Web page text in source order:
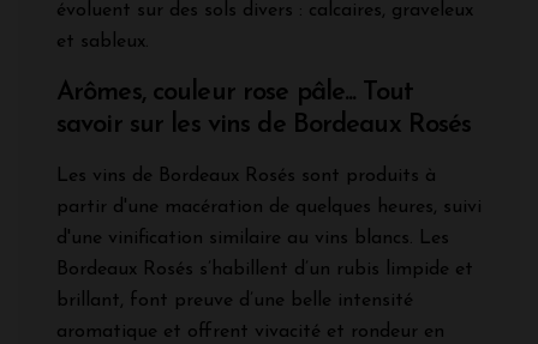
évoluent sur des sols divers : calcaires, graveleux
et sableux.
Arômes, couleur rose pâle... Tout
savoir sur les vins de Bordeaux Rosés
Les vins de Bordeaux Rosés sont produits à
partir d'une macération de quelques heures, suivi
d'une vinification similaire au vins blancs. Les
Bordeaux Rosés s’habillent d’un rubis limpide et
brillant, font preuve d’une belle intensité
aromatique et offrent vivacité et rondeur en